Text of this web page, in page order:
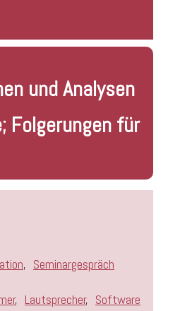
und Analysen
Folgerungen für
, Seminargespräch
, Lautsprecher, Software